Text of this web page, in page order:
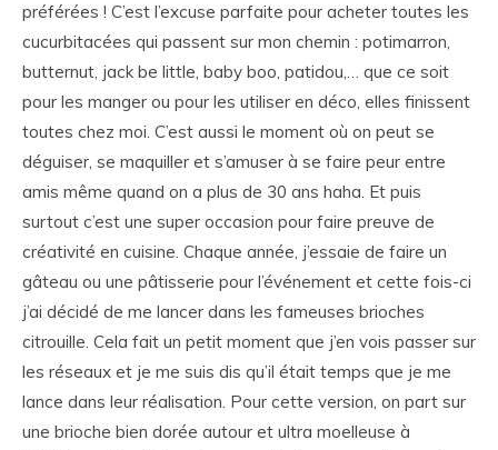
préférées ! C’est l’excuse parfaite pour acheter toutes les
cucurbitacées qui passent sur mon chemin : potimarron,
butternut, jack be little, baby boo, patidou,… que ce soit
pour les manger ou pour les utiliser en déco, elles finissent
toutes chez moi. C’est aussi le moment où on peut se
déguiser, se maquiller et s’amuser à se faire peur entre
amis même quand on a plus de 30 ans haha. Et puis
surtout c’est une super occasion pour faire preuve de
créativité en cuisine. Chaque année, j’essaie de faire un
gâteau ou une pâtisserie pour l’événement et cette fois-ci
j’ai décidé de me lancer dans les fameuses brioches
citrouille. Cela fait un petit moment que j’en vois passer sur
les réseaux et je me suis dis qu’il était temps que je me
lance dans leur réalisation. Pour cette version, on part sur
une brioche bien dorée autour et ultra moelleuse à